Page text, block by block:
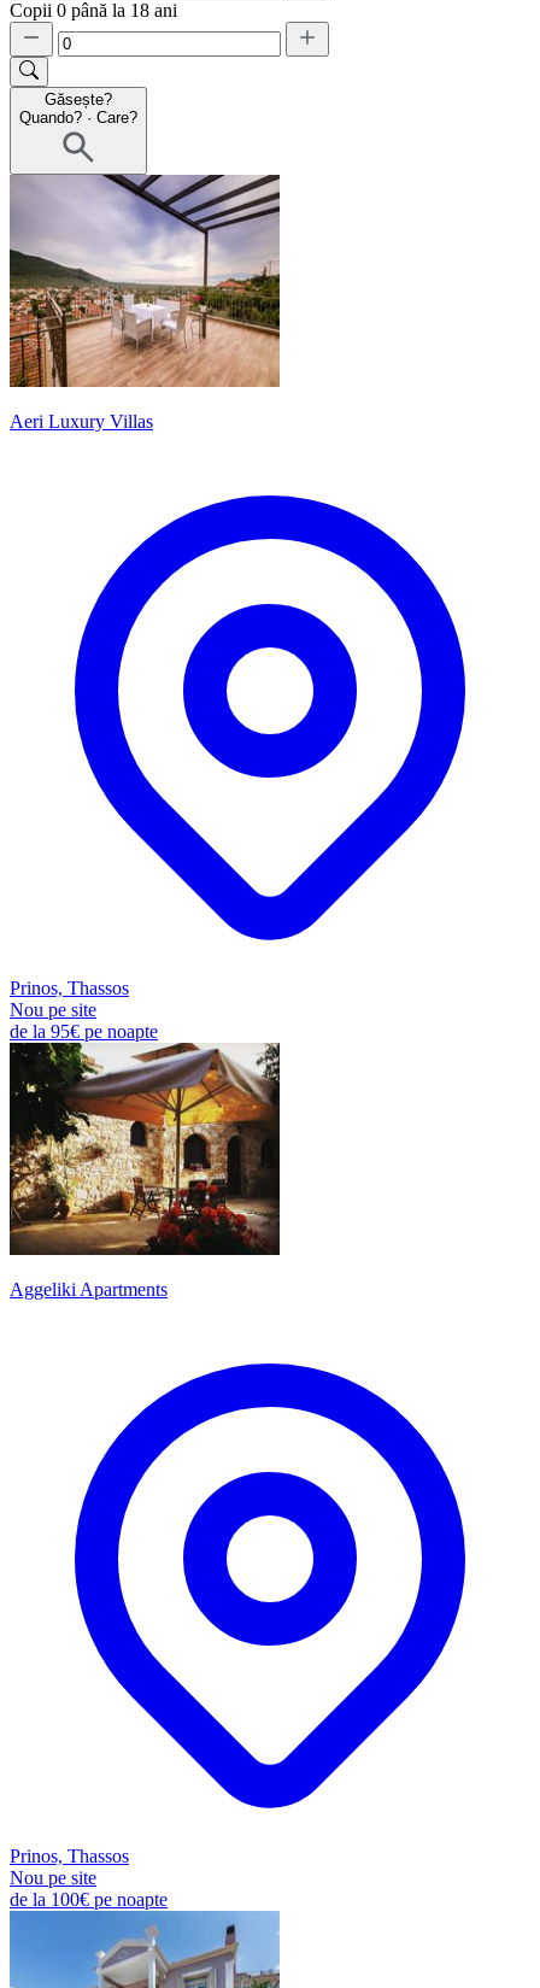
Copii 0 până la 18 ani
Găsește?
Quando? · Care?
Aeri Luxury Villas
Prinos, Thassos
Nou pe site
de la 95€ pe noapte
Aggeliki Apartments
Prinos, Thassos
Nou pe site
de la 100€ pe noapte